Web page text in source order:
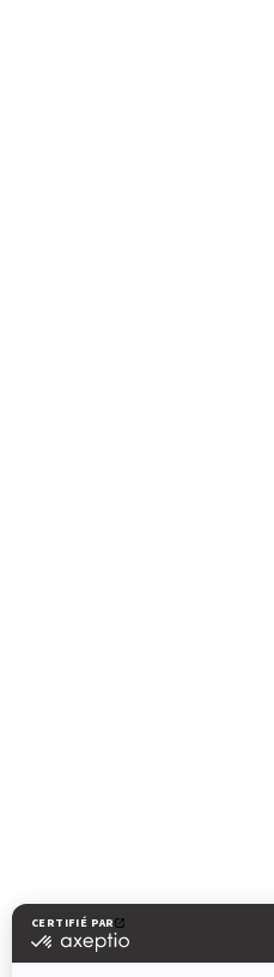
AVEC SON LOOK
ACCRU ET PLUS
SPYDER RT DE
MEILLEUR DE LA
DU LUXE DES
EN
Madagascar (français)